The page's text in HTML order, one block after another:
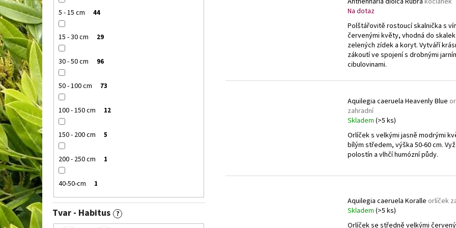
5 - 15 cm 44
15 - 30 cm 29
30 - 50 cm 96
50 - 100 cm 73
100 - 150 cm 12
150 - 200 cm 5
200 - 250 cm 1
40-50-cm 1
Tvar - Habitus ?
Na dotaz
Polštářovitě rostoucí skalnička s
červenými květy, vhodná do skalek
zelených zídek a koryt. Vytváří
zákoutí ve spojení s drobnými
cibulovinami.
Aquilegia caeruela Heavenly Blue
zahradní
Skladem (>5 ks)
Orlíček s velkými jasně modrými
bílým středem, výška 50-60 cm.
polostín a vlhčí humózní půdy.
Aquilegia caeruela Koralle orlíček
Skladem (>5 ks)
Orlíček se středně velkými